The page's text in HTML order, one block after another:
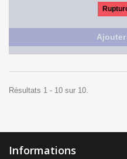
Résultats 1 - 10 sur 10.
Informations